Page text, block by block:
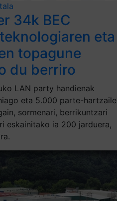
34k BEC
eta
topagune
du berriro
LAN party handienak
eta 5.000 parte-hartzaile
sormenari, berrikuntzari
eskainitako ia 200 jarduera,